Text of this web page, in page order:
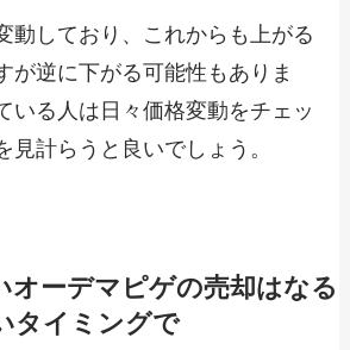
動しており、これからも上がる
が逆に下がる可能性もありま
いる人は日々価格変動をチェッ
見計らうと良いでしょう。
オーデマピゲの売却はなる
タイミングで